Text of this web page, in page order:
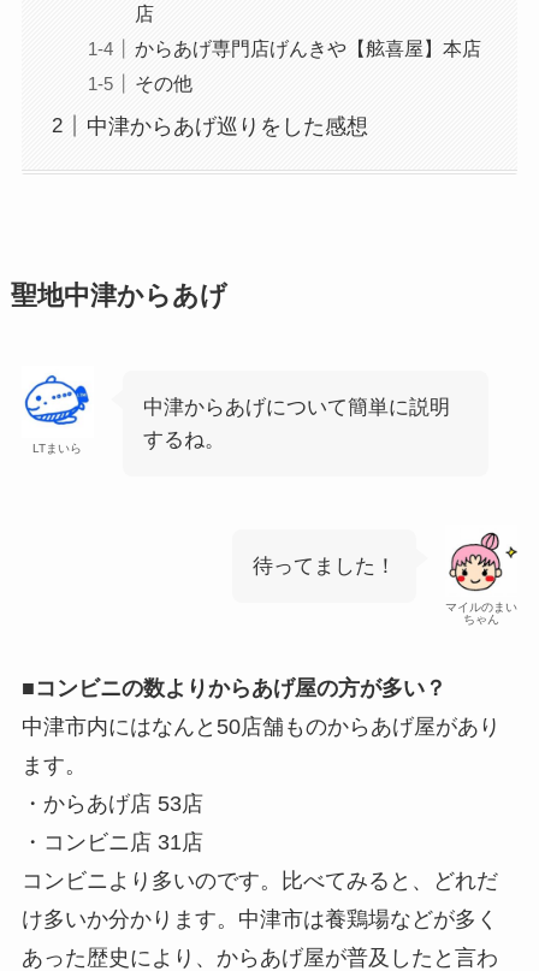
店
からあげ専門店げんきや【舷喜屋】本店
その他
中津からあげ巡りをした感想
聖地中津からあげ
LTまいら
中津からあげについて簡単に説明
するね。
マイルのまい
ちゃん
待ってました！
■コンビニの数よりからあげ屋の方が多い？
中津市内にはなんと50店舗ものからあげ屋があり
ます。
・からあげ店 53店
・コンビニ店 31店
コンビニより多いのです。比べてみると、どれだ
け多いか分かります。中津市は養鶏場などが多く
あった歴史により、からあげ屋が普及したと言わ